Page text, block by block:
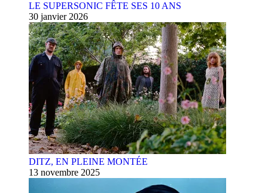
LE SUPERSONIC FÊTE SES 10 ANS
30 janvier 2026
DITZ, EN PLEINE MONTÉE
13 novembre 2025